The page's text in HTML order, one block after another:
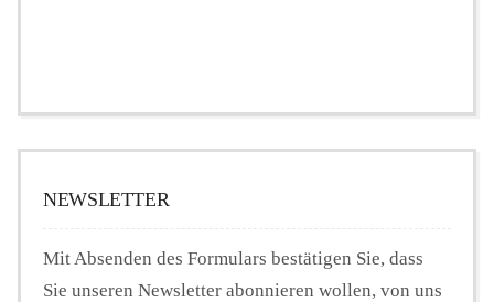
NEWSLETTER
Mit Absenden des Formulars bestätigen Sie, dass
Sie unseren Newsletter abonnieren wollen, von uns